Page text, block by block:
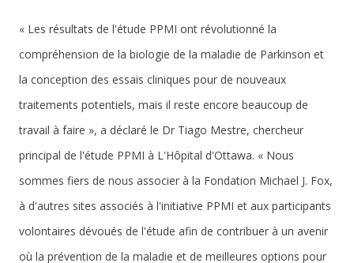
« Les résultats de l'étude PPMI ont révolutionné la
compréhension de la biologie de la maladie de Parkinson et
la conception des essais cliniques pour de nouveaux
traitements potentiels, mais il reste encore beaucoup de
travail à faire », a déclaré le Dr Tiago Mestre, chercheur
principal de l'étude PPMI à L'Hôpital d'Ottawa. « Nous
sommes fiers de nous associer à la Fondation Michael J. Fox,
à d'autres sites associés à l'initiative PPMI et aux participants
volontaires dévoués de l'étude afin de contribuer à un avenir
où la prévention de la maladie et de meilleures options pour